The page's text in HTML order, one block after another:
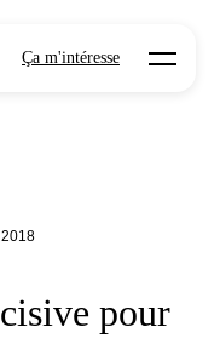
Ça m'intéresse Open
pour